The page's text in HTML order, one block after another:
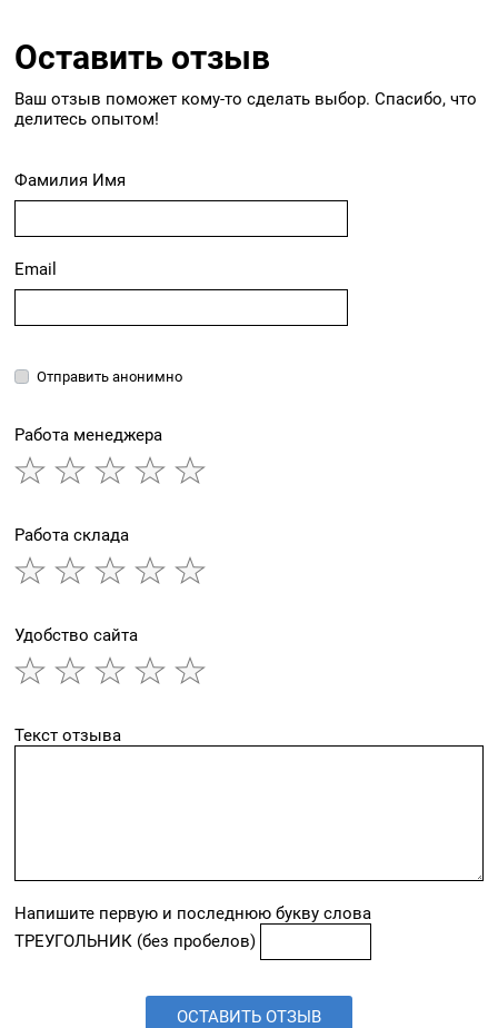
Оставить отзыв
Ваш отзыв поможет кому-то сделать выбор. Спасибо, что
делитесь опытом!
Фамилия Имя
Email
Отправить анонимно
Работа менеджера
Работа склада
Удобство сайта
Текст отзыва
Напишите первую и последнюю букву слова
ТРЕУГОЛЬНИК (без пробелов)
ОСТАВИТЬ ОТЗЫВ